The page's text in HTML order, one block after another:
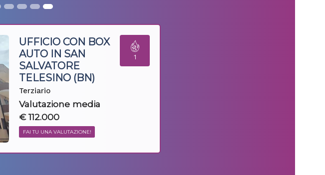
1
UFFICIO CON BOX
AUTO IN SAN
SALVATORE
TELESINO (BN)
Terziario
Valutazione media
€ 112.000
FAI TU UNA VALUTAZIONE!